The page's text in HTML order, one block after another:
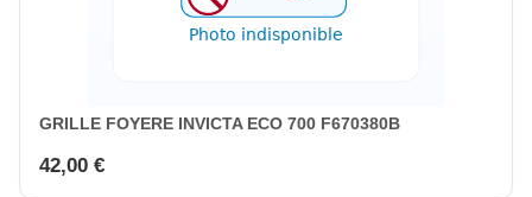
GRILLE FOYERE INVICTA ECO 700 F670380B
42,00 €